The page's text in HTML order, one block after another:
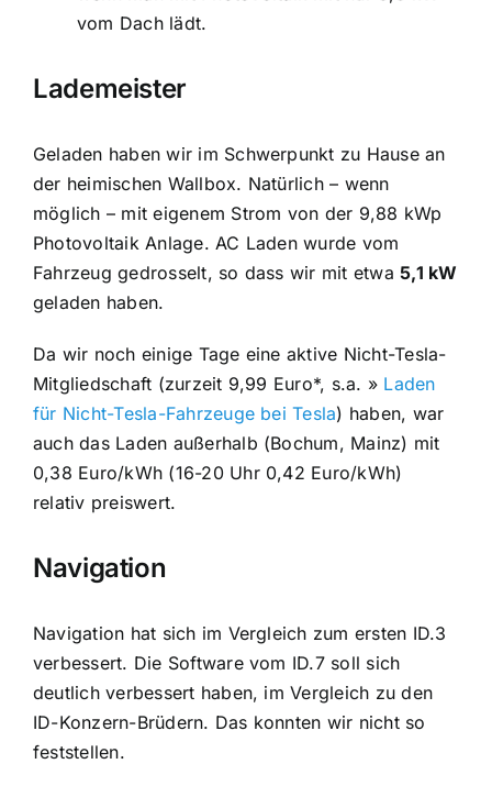
vom Dach lädt.
Lademeister
Geladen haben wir im Schwerpunkt zu Hause an
der heimischen Wallbox. Natürlich – wenn
möglich – mit eigenem Strom von der 9,88 kWp
Photovoltaik Anlage. AC Laden wurde vom
Fahrzeug gedrosselt, so dass wir mit etwa5,1 kW
geladen haben.
Da wir noch einige Tage eine aktive Nicht-Tesla-
Mitgliedschaft (zurzeit 9,99 Euro*, s.a. » Laden
für Nicht-Tesla-Fahrzeuge bei Tesla) haben, war
auch das Laden außerhalb (Bochum, Mainz) mit
0,38 Euro/kWh (16-20 Uhr 0,42 Euro/kWh)
relativ preiswert.
Navigation
Navigation hat sich im Vergleich zum ersten ID.3
verbessert. Die Software vom ID.7 soll sich
deutlich verbessert haben, im Vergleich zu den
ID-Konzern-Brüdern. Das konnten wir nicht so
feststellen.